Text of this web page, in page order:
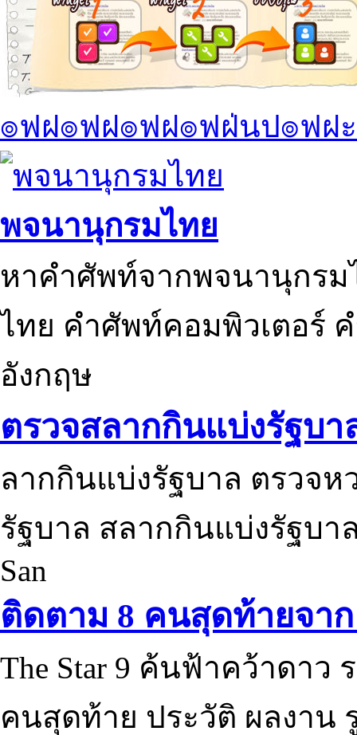
๏ฟฝ๏ฟฝ๏ฟฝ๏ฟฝ่นป๏ฟฝ
พจนานุกรมไทย
หาคำศัพท์จากพจนานุกรม
ไทย คำศัพท์คอมพิวเตอร์
อังกฤษ
ตรวจสลากกินแบ่งรัฐบา
ลากกินแบ่งรัฐบาล ตรวจ
รัฐบาล สลากกินแบ่งรัฐบา
San
ติดตาม 8 คนสุดท้ายจาก
The Star 9 ค้นฟ้าคว้าดาว
คนสุดท้าย ประวัติ ผลงาน